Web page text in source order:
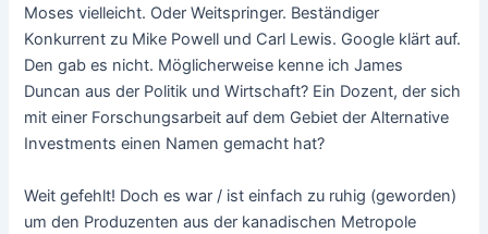
Moses vielleicht. Oder Weitspringer. Beständiger
Konkurrent zu Mike Powell und Carl Lewis. Google klärt auf.
Den gab es nicht. Möglicherweise kenne ich James
Duncan aus der Politik und Wirtschaft? Ein Dozent, der sich
mit einer Forschungsarbeit auf dem Gebiet der Alternative
Investments einen Namen gemacht hat?
Weit gefehlt! Doch es war / ist einfach zu ruhig (geworden)
um den Produzenten aus der kanadischen Metropole